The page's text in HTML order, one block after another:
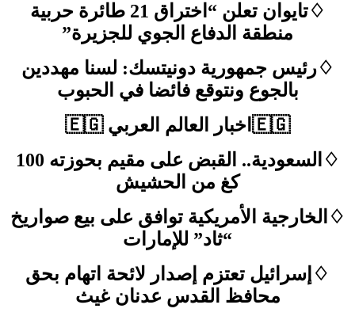
♢تايوان تعلن “اختراق 21 طائرة حربية
منطقة الدفاع الجوي للجزيرة”
♢رئيس جمهورية دونيتسك: لسنا مهددين
بالجوع ونتوقع فائضا في الحبوب
🇪🇬اخبار العالم العربي 🇪🇬
♢السعودية.. القبض على مقيم بحوزته 100
كغ من الحشيش
♢الخارجية الأمريكية توافق على بيع صواريخ
“ثاد” للإمارات
♢إسرائيل تعتزم إصدار لائحة اتهام بحق
محافظ القدس عدنان غيث